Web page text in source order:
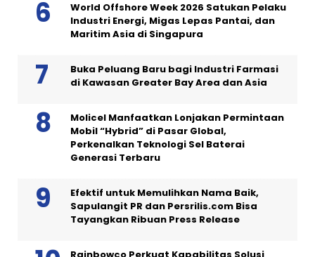
World Offshore Week 2026 Satukan Pelaku
Industri Energi, Migas Lepas Pantai, dan
Maritim Asia di Singapura
Buka Peluang Baru bagi Industri Farmasi
di Kawasan Greater Bay Area dan Asia
Molicel Manfaatkan Lonjakan Permintaan
Mobil “Hybrid” di Pasar Global,
Perkenalkan Teknologi Sel Baterai
Generasi Terbaru
Efektif untuk Memulihkan Nama Baik,
Sapulangit PR dan Persrilis.com Bisa
Tayangkan Ribuan Press Release